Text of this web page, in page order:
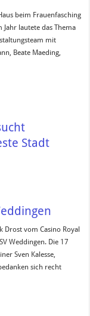
beim Frauenfasching
lautete das Thema
mit
Beate Maeding,
Stadt
vom Casino Royal
Weddingen. Die 17
Sven Kalesse,
sich recht